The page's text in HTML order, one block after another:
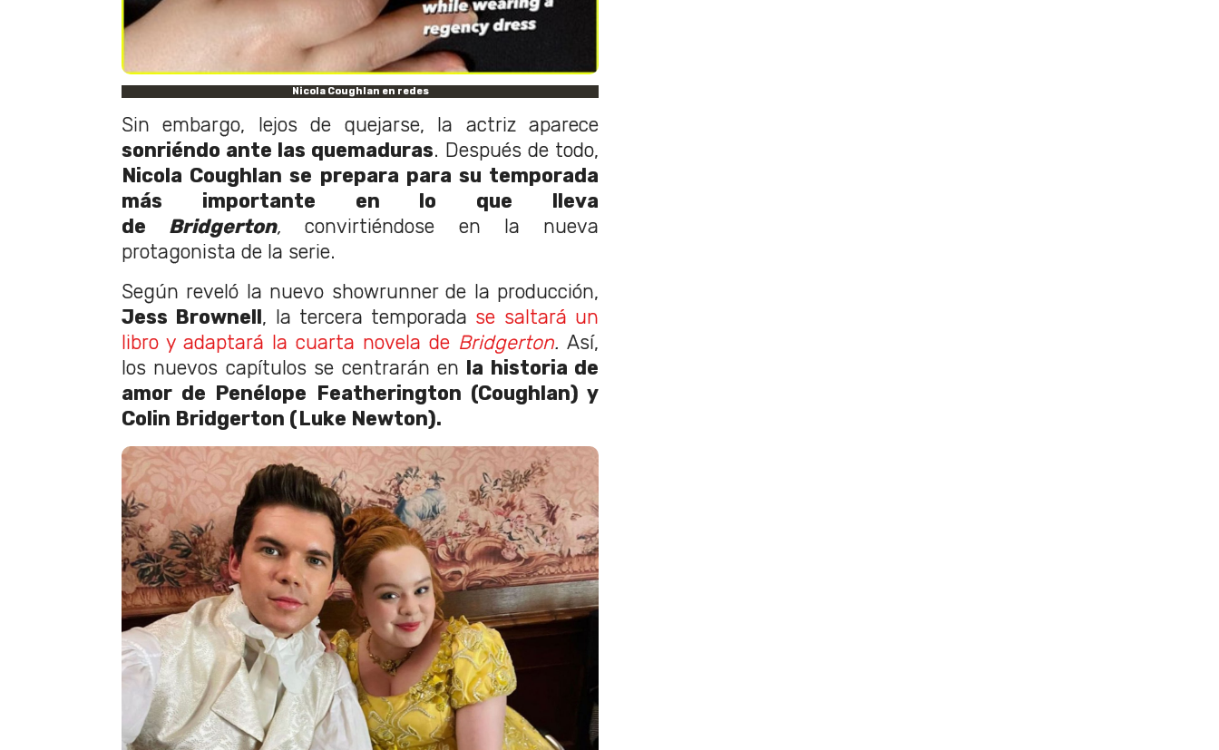
Nicola Coughlan en redes
Sin embargo, lejos de quejarse, la actriz aparece
sonriéndo ante las quemaduras. Después de todo,
Nicola Coughlan se prepara para su temporada
más importante en lo que lleva
de Bridgerton,convirtiéndose en la nueva
protagonista de la serie.
Según reveló la nuevo showrunner de la producción,
Jess Brownell, la tercera temporada se saltará un
libro y adaptará la cuarta novela de Bridgerton. Así,
los nuevos capítulos se centrarán en la historia de
amor de Penélope Featherington (Coughlan) y
Colin Bridgerton (Luke Newton).